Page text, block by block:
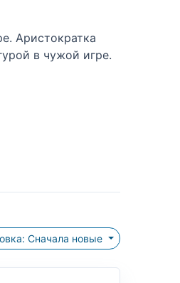
Аристократка
в чужой игре.
Сортировка: Сначала новые